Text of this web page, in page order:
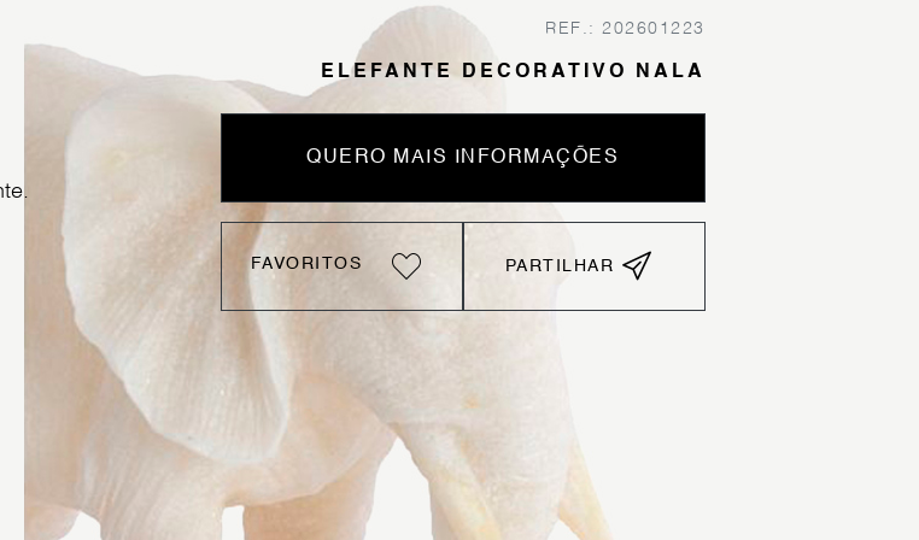
REF.: 202601223
ELEFANTE DECORATIVO NALA
QUERO MAIS INFORMAÇÕES
FAVORITOS PARTILHAR